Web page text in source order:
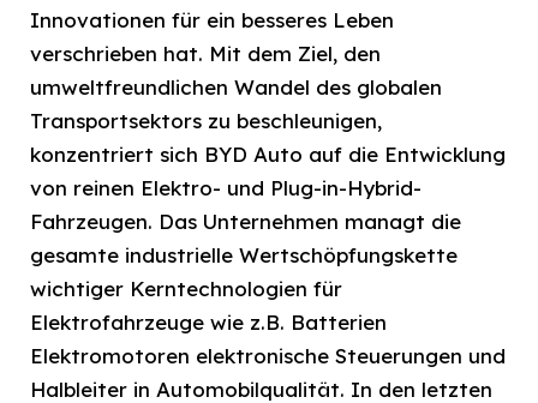
Innovationen für ein besseres Leben
verschrieben hat. Mit dem Ziel, den
umweltfreundlichen Wandel des globalen
Transportsektors zu beschleunigen,
konzentriert sich BYD Auto auf die Entwicklung
von reinen Elektro- und Plug-in-Hybrid-
Fahrzeugen. Das Unternehmen managt die
gesamte industrielle Wertschöpfungskette
wichtiger Kerntechnologien für
Elektrofahrzeuge wie z.B. Batterien
Elektromotoren elektronische Steuerungen und
Halbleiter in Automobilqualität. In den letzten